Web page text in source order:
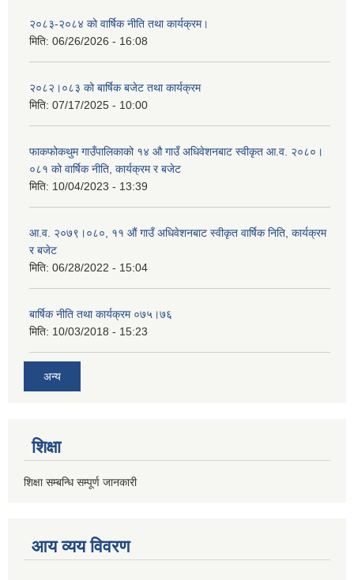
२०८३-२०८४ को वार्षिक नीति तथा कार्यक्रम।
मिति: 06/26/2026 - 16:08
२०८२।०८३ को बार्षिक बजेट तथा कार्यक्रम
मिति: 07/17/2025 - 10:00
फाकफोकथुम गाउँपालिकाको १४ औ गाउँ अधिवेशनबाट स्वीकृत आ.व. २०८०।
०८१ को वार्षिक नीति, कार्यक्रम र बजेट
मिति: 10/04/2023 - 13:39
आ.व. २०७९।०८०, ११ औं गाउँ अधिवेशनबाट स्वीकृत वार्षिक निति, कार्यक्रम
र बजेट
मिति: 06/28/2022 - 15:04
बार्षिक नीति तथा कार्यक्रम ०७५।७६
मिति: 10/03/2018 - 15:23
अन्य
शिक्षा
शिक्षा सम्बन्धि सम्पूर्ण जानकारी
आय व्यय विवरण